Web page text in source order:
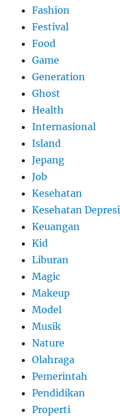
Fashion
Festival
Food
Game
Generation
Ghost
Health
Internasional
Island
Jepang
Job
Kesehatan
Kesehatan Depresi
Keuangan
Kid
Liburan
Magic
Makeup
Model
Musik
Nature
Olahraga
Pemerintah
Pendidikan
Properti